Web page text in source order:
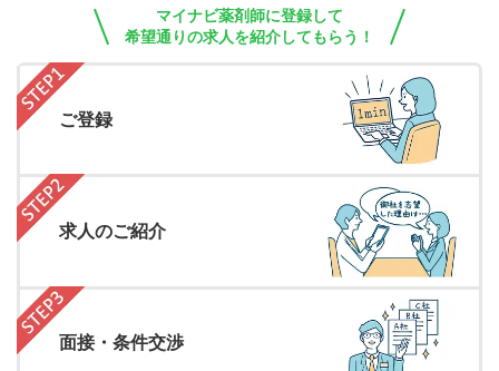
マイナビ薬剤師に登録して
希望通りの求人を紹介してもらう！
ご登録
求人のご紹介
面接・条件交渉